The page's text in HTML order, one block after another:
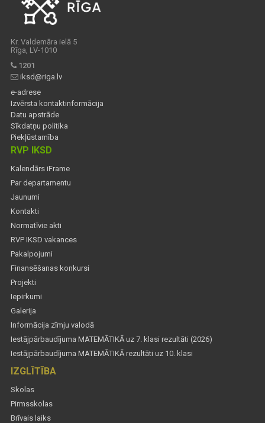
Kr. Valdemāra ielā 5
Rīga, LV-1010
1201
iksd@riga.lv
e-adrese
Izvērsta kontaktinformācija
Datu apstrāde
Sīkdatņu politika
Piekļūstamība
RVP IKSD
Kalendārs iFrame
Par departamentu
Jaunumi
Kontakti
Normatīvie akti
RVP IKSD vakances
Pakalpojumi
Finansēšanas konkursi
Projekti
Iepirkumi
Galerija
Informācija zīmju valodā
Iestājpārbaudījuma MATEMĀTIKĀ uz 7. klasi rezultāti (2026)
Iestājpārbaudījuma MATEMĀTIKĀ rezultāti uz 10. klasi
IZGLĪTĪBA
Skolas
Pirmsskolas
Brīvais laiks